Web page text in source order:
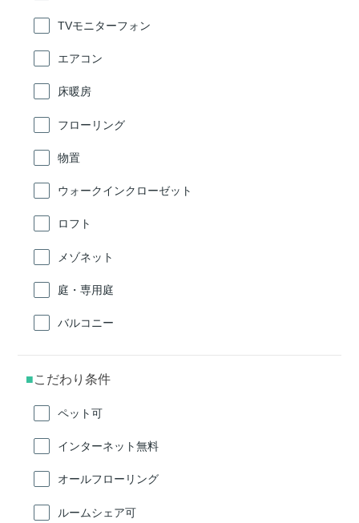
TVモニターフォン
エアコン
床暖房
フローリング
物置
ウォークインクローゼット
ロフト
メゾネット
庭・専用庭
バルコニー
こだわり条件
ペット可
インターネット無料
オールフローリング
ルームシェア可